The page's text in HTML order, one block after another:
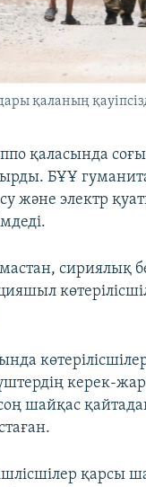
қаланың
қаласында
БҰҰ
және электр
сириялық
керек-
шайқас